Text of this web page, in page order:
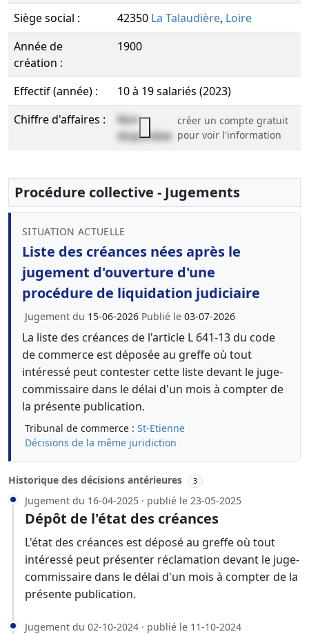
Siège social :
42350 La Talaudière, Loire
Année de
création :
1900
Effectif (année) :
10 à 19 salariés (2023)
Chiffre d'affaires :
Non
disponible
créer un compte gratuit
pour voir l'information
Procédure collective - Jugements
SITUATION ACTUELLE
Liste des créances nées après le
jugement d'ouverture d'une
procédure de liquidation judiciaire
Jugement du 15-06-2026 Publié le 03-07-2026
La liste des créances de l'article L 641-13 du code
de commerce est déposée au greffe où tout
intéressé peut contester cette liste devant le juge-
commissaire dans le délai d'un mois à compter de
la présente publication.
Tribunal de commerce : St-Etienne
Décisions de la même juridiction
Historique des décisions antérieures 3
Jugement du 16-04-2025 · publié le 23-05-2025
Dépôt de l'état des créances
L'état des créances est déposé au greffe où tout
intéressé peut présenter réclamation devant le juge-
commissaire dans le délai d'un mois à compter de la
présente publication.
Jugement du 02-10-2024 · publié le 11-10-2024